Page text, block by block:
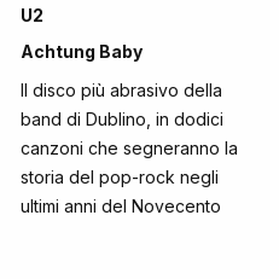
U2
Achtung Baby
Il disco più abrasivo della
band di Dublino, in dodici
canzoni che segneranno la
storia del pop-rock negli
ultimi anni del Novecento